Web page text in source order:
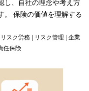
し、自社の理念や考え方
。 保険の価値を理解する
リスク労務 | リスク管理 | 企業
任保険